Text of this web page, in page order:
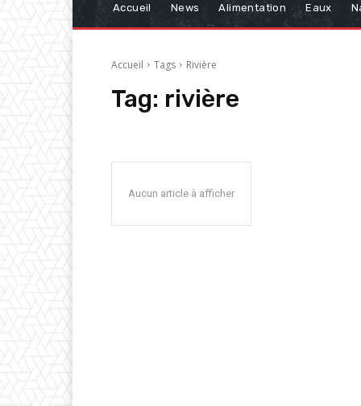
Accueil News Alimentation Eaux
Accueil Tags Rivière
Tag: rivière
Aucun article à afficher